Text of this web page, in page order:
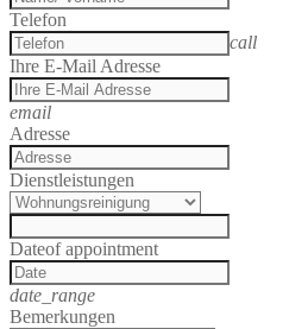
Telefon
call
Ihre E-Mail Adresse
email
Adresse
Dienstleistungen
Dateof appointment
date_range
Bemerkungen